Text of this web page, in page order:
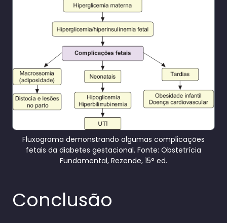
Fluxograma demonstrando algumas complicações
fetais da diabetes gestacional. Fonte: Obstetrícia
Fundamental, Rezende, 15° ed.
Conclusão